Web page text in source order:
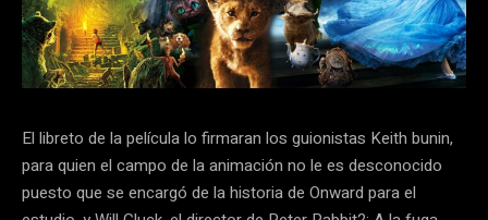
El libreto de la película lo firmaran los guionistas Keith bunin,
para quien el campo de la animación no le es desconocido
puesto que se encargó de la historia de Onward para el